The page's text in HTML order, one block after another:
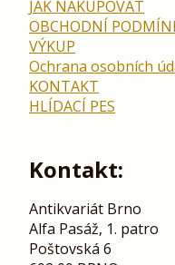
JAK NAKUPOVAT
OBCHODNÍ
VÝKUP
Ochrana osobních
KONTAKT
HLÍDACÍ PES
Kontakt:
Antikvariát Brno
Alfa Pasáž, 1. patro
Poštovská 6